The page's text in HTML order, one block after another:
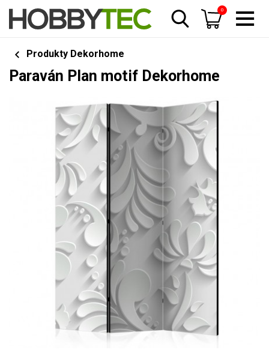
0
Produkty Dekorhome
Paraván Plan motif Dekorhome